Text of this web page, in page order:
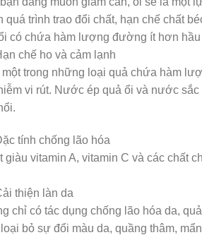
quá trình trao đổi chất, hạn chế chất
có chứa hàm lượng đường ít hơn
chế ho và cảm lạnh
một trong những loại quả chứa hàm
vi rút. Nước ép quả ổi và nước
tính chống lão hóa
giàu vitamin A, vitamin C và các chất
thiện làn da
chỉ có tác dụng chống lão hóa da,
bỏ sự đổi màu da, quầng thâm,